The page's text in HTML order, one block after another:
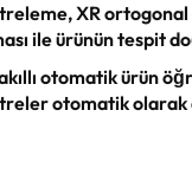
XR ortogonal
ile ürünün tespit
otomatik ürün
otomatik olarak